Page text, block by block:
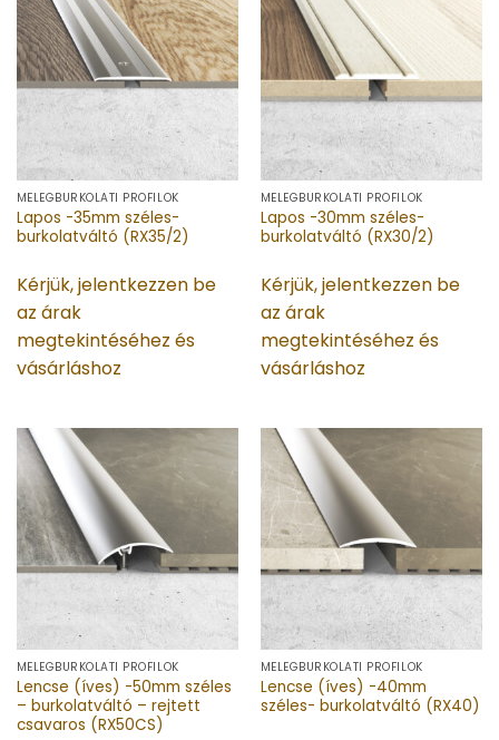
MELEGBURKOLATI PROFILOK
Lapos -35mm széles-
burkolatváltó (RX35/2)
Kérjük, jelentkezzen be
az árak
megtekintéséhez és
vásárláshoz
MELEGBURKOLATI PROFILOK
Lapos -30mm széles-
burkolatváltó (RX30/2)
Kérjük, jelentkezzen be
az árak
megtekintéséhez és
vásárláshoz
MELEGBURKOLATI PROFILOK
Lencse (íves) -50mm széles
– burkolatváltó – rejtett
csavaros (RX50CS)
MELEGBURKOLATI PROFILOK
Lencse (íves) -40mm
széles- burkolatváltó (RX40)